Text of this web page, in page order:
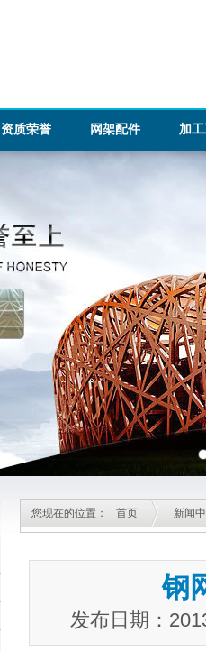
资质荣誉 网架配件 加
您现在的位置： 首页 新闻
钢
发布日期：